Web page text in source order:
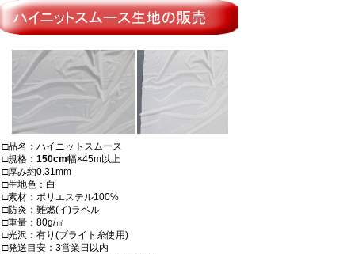
□品名：ハイニットスムース
□規格： 150cm幅×45m以上
□厚み約0.31mm
□生地色：白
□素材：ポリエステル100%
□防炎：難燃(イ)ラベル
□重量：80g/㎡
□光沢：有り(ブライト糸使用)
□発送目安：3営業日以内